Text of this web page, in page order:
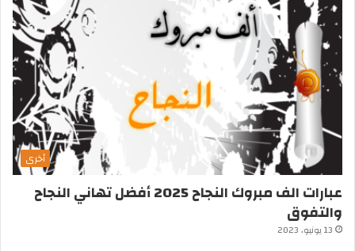
أخرى
عبارات الف مبروك النجاح 2025 أفضل تهاني النجاح
والتفوق
13 يونيو، 2023